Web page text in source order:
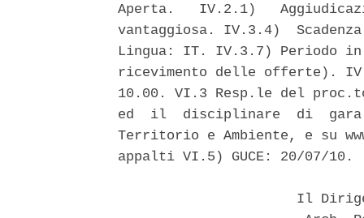
Aperta.   IV.2.1)
vantaggiosa. IV.3.4)
Lingua: IT. IV.3.7) Periodo
ricevimento delle offerte).
10.00. VI.3 Resp.le del
ed  il  disciplinare  di  gara
Territorio e Ambiente, e su
appalti VI.5) GUCE: 20/07/10.
Il